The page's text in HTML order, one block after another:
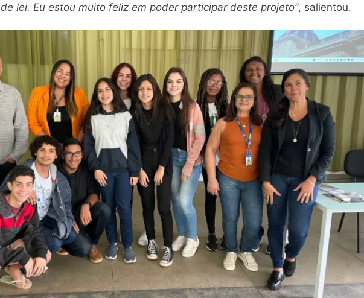
lei. Eu estou muito feliz em poder participar deste projeto”, salientou.